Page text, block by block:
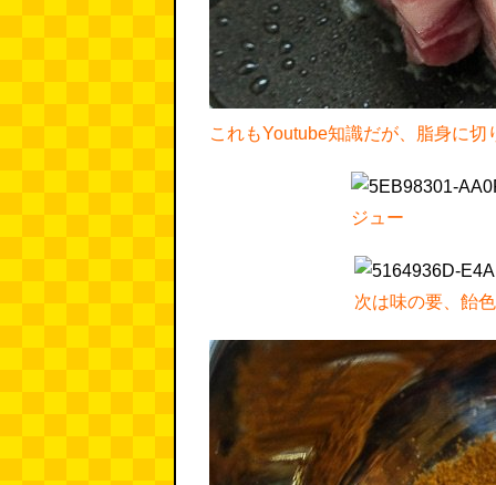
これもYoutube知識だが、脂身に
ジュー
次は味の要、飴